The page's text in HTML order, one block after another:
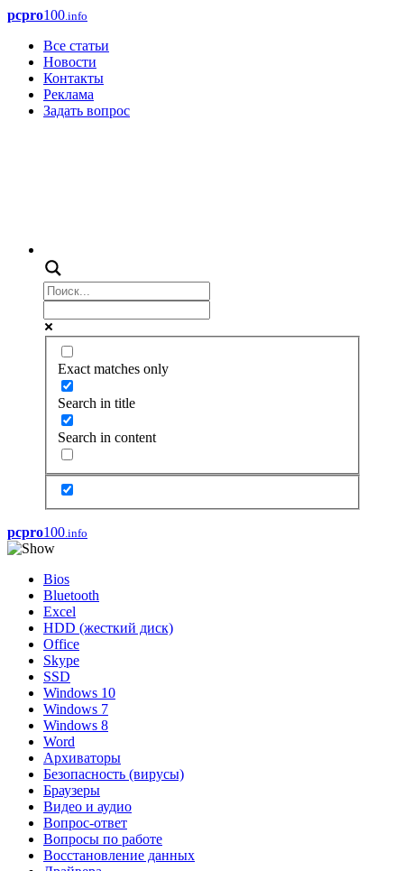
pcpro100.info
Все статьи
Новости
Контакты
Реклама
Задать вопрос
Exact matches only
Search in title
Search in content
pcpro100.info
Bios
Bluetooth
Excel
HDD (жесткий диск)
Office
Skype
SSD
Windows 10
Windows 7
Windows 8
Word
Архиваторы
Безопасность (вирусы)
Браузеры
Видео и аудио
Вопрос-ответ
Вопросы по работе
Восстановление данных